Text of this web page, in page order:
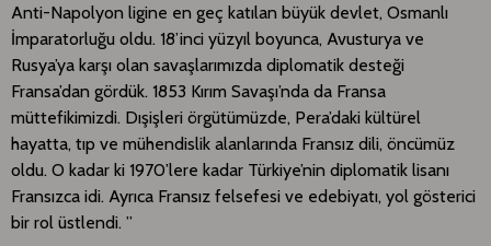
Anti-Napolyon ligine en geç katılan büyük devlet, Osmanlı
İmparatorluğu oldu. 18’inci yüzyıl boyunca, Avusturya ve
Rusya’ya karşı olan savaşlarımızda diplomatik desteği
Fransa’dan gördük. 1853 Kırım Savaşı’nda da Fransa
müttefikimizdi. Dışişleri örgütümüzde, Pera’daki kültürel
hayatta, tıp ve mühendislik alanlarında Fransız dili, öncümüz
oldu. O kadar ki 1970’lere kadar Türkiye’nin diplomatik lisanı
Fransızca idi. Ayrıca Fransız felsefesi ve edebiyatı, yol gösterici
bir rol üstlendi. ”